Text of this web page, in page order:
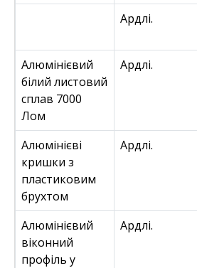
Ардлі.
Алюмінієвий
білий листовий
сплав 7000
Лом
Ардлі.
Алюмінієві
кришки з
пластиковим
брухтом
Ардлі.
Алюмінієвий
віконний
профіль у
Ардлі.